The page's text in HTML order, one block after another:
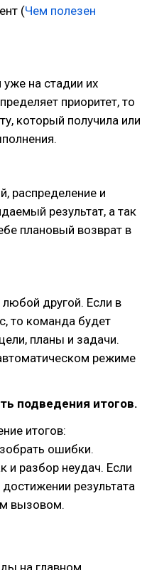
(Чем полезен
на стадии их
приоритет, то
который получила или
распределение и
результат, а так
плановый возврат в
другой. Если в
то команда будет
планы и задачи.
режиме
подведения итогов.
итогов:
ошибки.
и разбор неудач. Если
результата
вызовом.
на главном,